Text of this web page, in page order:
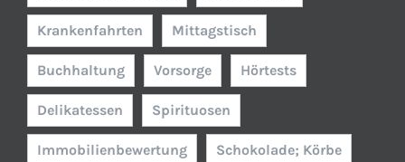
Krankenfahrten Mittagstisch
Buchhaltung Vorsorge Hörtests
Delikatessen Spirituosen
Immobilienbewertung Schokolade; Körbe